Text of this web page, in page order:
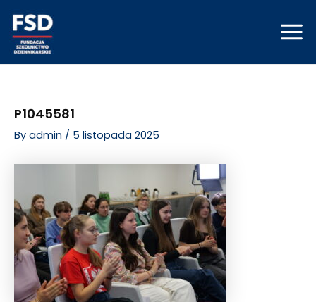
content
P1045581
By admin / 5 listopada 2025
navigation